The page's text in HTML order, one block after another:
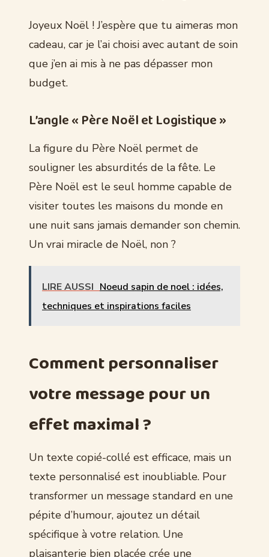
Joyeux Noël ! J’espère que tu aimeras mon
cadeau, car je l’ai choisi avec autant de soin
que j’en ai mis à ne pas dépasser mon
budget.
L’angle « Père Noël et Logistique »
La figure du Père Noël permet de
souligner les absurdités de la fête. Le
Père Noël est le seul homme capable de
visiter toutes les maisons du monde en
une nuit sans jamais demander son chemin.
Un vrai miracle de Noël, non ?
LIRE AUSSI Noeud sapin de noel : idées,
techniques et inspirations faciles
Comment personnaliser
votre message pour un
effet maximal ?
Un texte copié-collé est efficace, mais un
texte personnalisé est inoubliable. Pour
transformer un message standard en une
pépite d’humour, ajoutez un détail
spécifique à votre relation. Une
plaisanterie bien placée crée une